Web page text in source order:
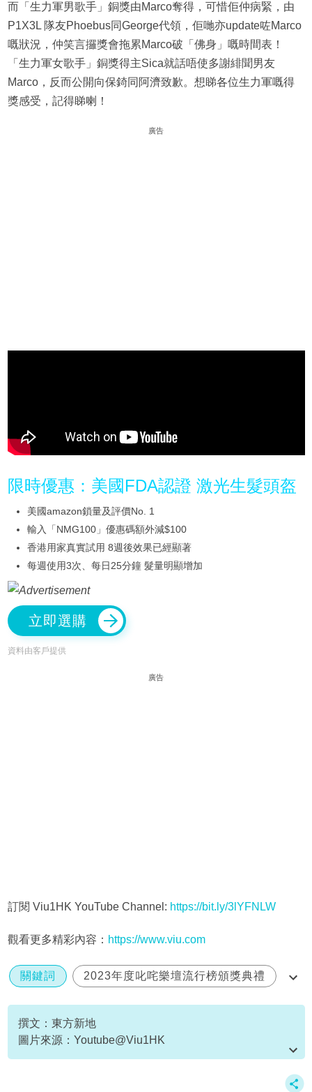
而「生力軍男歌手」銅獎由Marco奪得，可惜佢仲病緊，由
P1X3L 隊友Phoebus同George代領，佢哋亦update咗Marco
嘅狀況，仲笑言攞獎會拖累Marco破「佛身」嘅時間表！
「生力軍女歌手」銅獎得主Sica就話唔使多謝緋聞男友
Marco，反而公開向保錡同阿濟致歉。想睇各位生力軍嘅得
獎感受，記得睇喇！
廣告
限時優惠：美國FDA認證 激光生髮頭盔
美國amazon鎖量及評價No. 1
輸入「NMG100」優惠碼額外減$100
香港用家真實試用 8週後效果已經顯著
每週使用3次、每日25分鐘 髮量明顯增加
立即選購
資料由客戶提供
廣告
訂閱 Viu1HK YouTube Channel: https://bit.ly/3lYFNLW
觀看更多精彩內容： https://www.viu.com
關鍵詞 2023年度叱咤樂壇流行榜頒獎典禮
亞博
叱咤
撰文：東方新地
圖片來源：Youtube@Viu1HK
資料或影片來源：Youtube@Viu1HK